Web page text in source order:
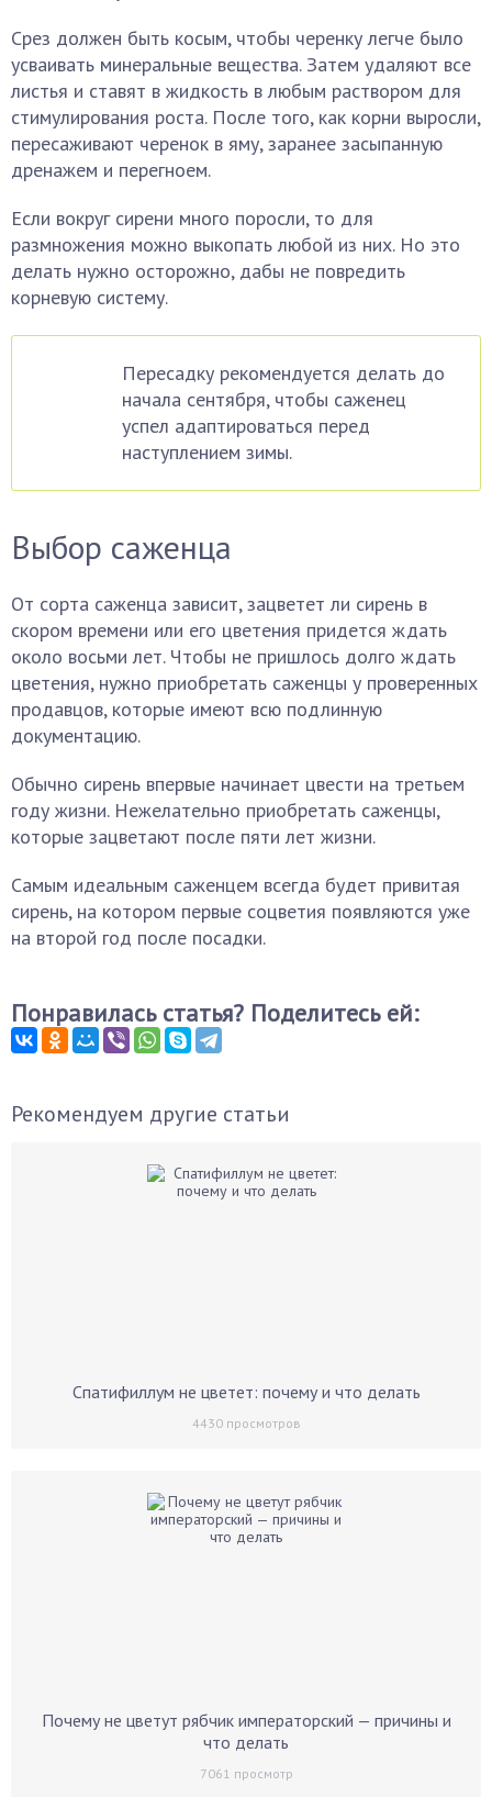
Срез должен быть косым, чтобы черенку легче было
усваивать минеральные вещества. Затем удаляют все
листья и ставят в жидкость в любым раствором для
стимулирования роста. После того, как корни выросли,
пересаживают черенок в яму, заранее засыпанную
дренажем и перегноем.
Если вокруг сирени много поросли, то для
размножения можно выкопать любой из них. Но это
делать нужно осторожно, дабы не повредить
корневую систему.
Пересадку рекомендуется делать до
начала сентября, чтобы саженец
успел адаптироваться перед
наступлением зимы.
Выбор саженца
От сорта саженца зависит, зацветет ли сирень в
скором времени или его цветения придется ждать
около восьми лет. Чтобы не пришлось долго ждать
цветения, нужно приобретать саженцы у проверенных
продавцов, которые имеют всю подлинную
документацию.
Обычно сирень впервые начинает цвести на третьем
году жизни. Нежелательно приобретать саженцы,
которые зацветают после пяти лет жизни.
Самым идеальным саженцем всегда будет привитая
сирень, на котором первые соцветия появляются уже
на второй год после посадки.
Понравилась статья? Поделитесь ей:
Рекомендуем другие статьи
Спатифиллум не цветет: почему и что делать
4430просмотров
Почему не цветут рябчик императорский — причины и
что делать
7061 просмотр